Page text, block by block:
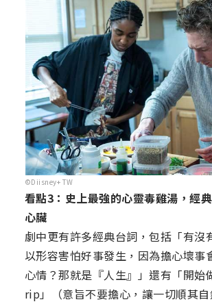
©Diisney+ TW
看點3：史上最強的心靈毒雞湯，經
心臟
劇中更有許多經典台詞，包括「有沒
以形容害怕好事發生，因為擔心壞事
心情？那就是『人生』」還有「開
rip」（意旨不要擔心，讓一切順其